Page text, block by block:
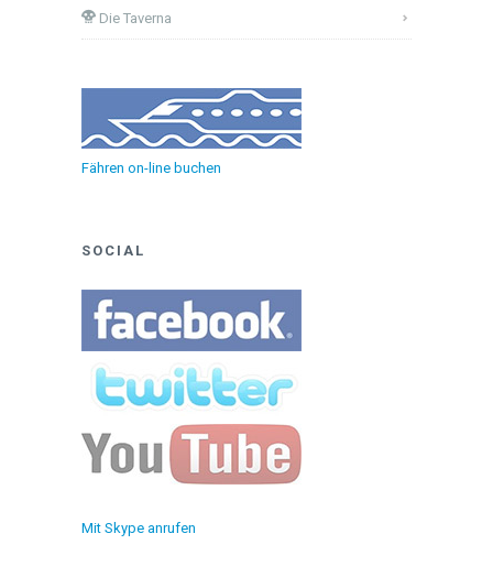
Die Taverna
Fähren on-line buchen
SOCIAL
Mit Skype anrufen